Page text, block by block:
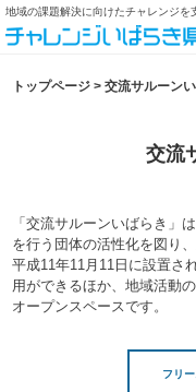
地域の課題解決に向けたチャレンジを
トップページ >交流サルーン
交流
「交流サルーンいばらき」
を行う団体の活性化を図り
平成11年11月11日に設置さ
用ができるほか、地域活動
オープンスペースです。
フリ